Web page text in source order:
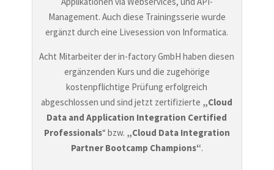
Management. Auch diese Trainingsserie wurde
ergänzt durch eine Livesession von Informatica.
Acht Mitarbeiter der in-factory GmbH haben diesen
ergänzenden Kurs und die zugehörige
kostenpflichtige Prüfung erfolgreich
abgeschlossen und sind jetzt zertifizierte „Cloud
Data and Application Integration Certified
Professionals“ bzw. „Cloud Data Integration
Partner Bootcamp Champions“.